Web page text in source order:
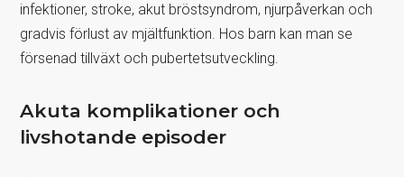
infektioner, stroke, akut bröstsyndrom, njurpåverkan och
gradvis förlust av mjältfunktion. Hos barn kan man se
försenad tillväxt och pubertetsutveckling.
Akuta komplikationer och
livshotande episoder